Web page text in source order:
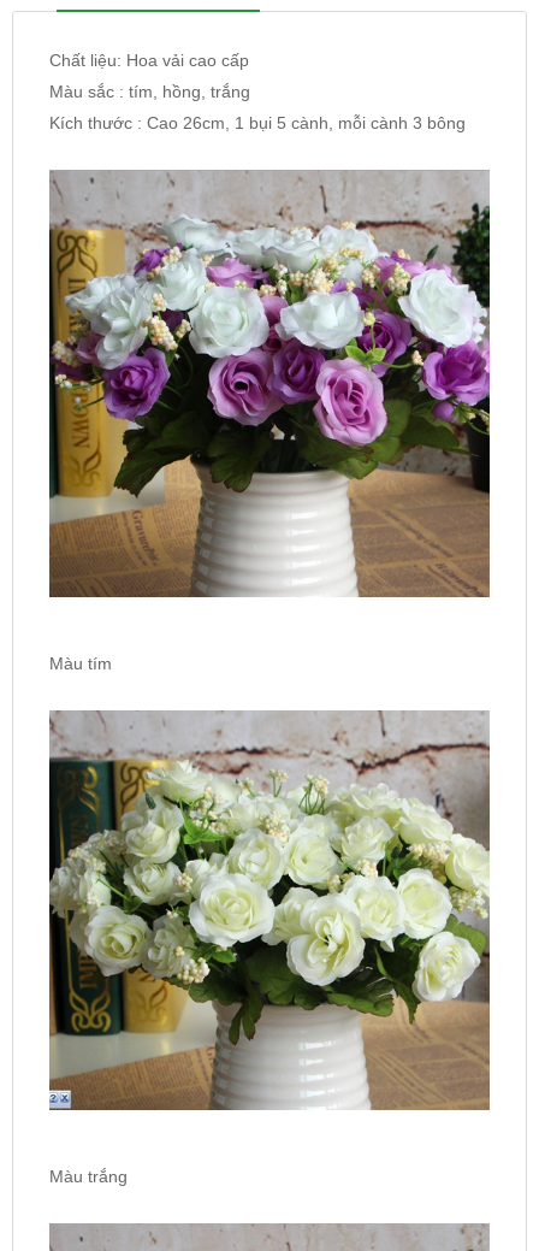
Chất liệu: Hoa vải cao cấp
Màu sắc : tím, hồng, trắng
Kích thước : Cao 26cm, 1 bụi 5 cành, mỗi cành 3 bông
Màu tím
Màu trắng